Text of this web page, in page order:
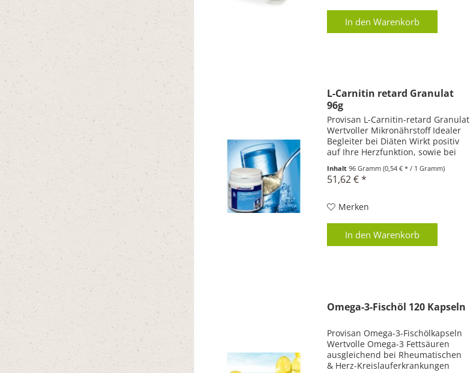
In den Warenkorb
L-Carnitin retard Granulat
96g
Provisan L-Carnitin-retard Granulat
Wertvoller Mikronährstoff Idealer
Begleiter bei Diäten Wirkt positiv
auf Ihre Herzfunktion, sowie bei
Immunsystem, besonders bei
langfristiger
Inhalt96 Gramm(0,54 € * / 1 Gramm)
51,62 € *
Merken
In den Warenkorb
Omega-3-Fischöl 120 Kapseln
Provisan Omega-3-Fischölkapseln
Wertvolle Omega-3 Fettsäuren
ausgleichend bei Rheumatischen
& Herz-Kreislauferkrankungen